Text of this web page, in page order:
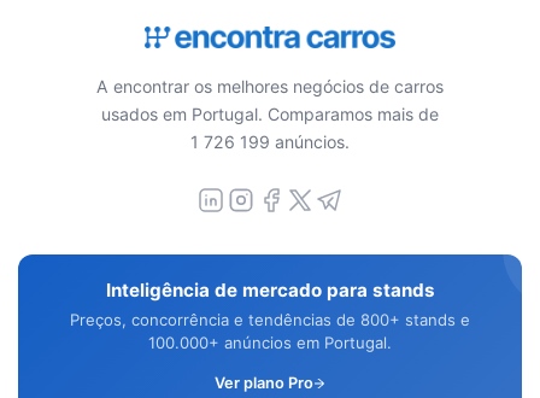
A encontrar os melhores negócios de carros
usados em Portugal. Comparamos mais de
1 726 199 anúncios.
Inteligência de mercado para stands
Preços, concorrência e tendências de 800+ stands e
100.000+ anúncios em Portugal.
Ver plano Pro